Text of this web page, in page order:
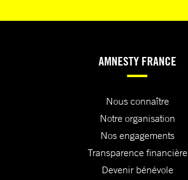
AMNESTY FRANCE
Nous connaître
Notre organisation
Nos engagements
Transparence financière
Devenir bénévole